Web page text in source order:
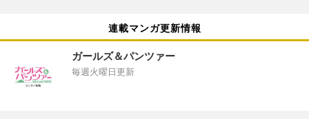
連載マンガ更新情報
ガールズ＆パンツァー
毎週火曜日更新